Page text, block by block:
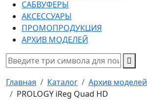
САБВУФЕРЫ
АКСЕССУАРЫ
ПРОМОПРОДУКЦИЯ
АРХИВ МОДЕЛЕЙ
Главная Каталог
Архив моделей
PROLOGY iReg Quad HD